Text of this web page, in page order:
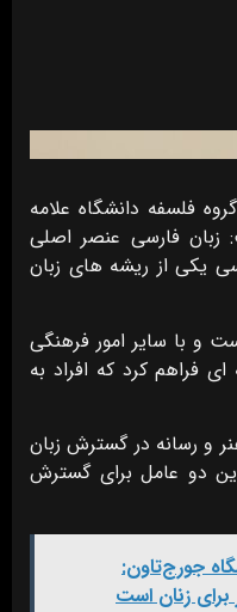
فلسفه دانشگاه علامه
زبان فارسی عنصر اصلی
یکی از ریشه های زبان
و با سایر امور فرهنگی
ای فراهم کرد که افراد به
و رسانه در گسترش زبان
این دو عامل برای گسترش
جورج‌تاون:
برای زنان است